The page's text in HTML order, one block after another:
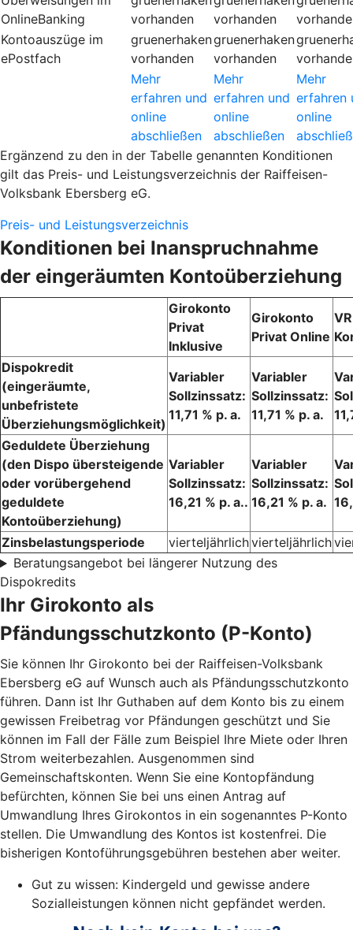
OnlineBanking
vorhanden
vorhanden
Kontoauszüge im
ePostfach
gruenerhaken
vorhanden
gruenerhaken
vorhanden
Mehr
erfahren und
online
abschließen
Mehr
erfahren und
online
abschließen
Mehr
erfahren
online
Ergänzend zu den in der Tabelle genannten Konditionen
gilt das Preis- und Leistungsverzeichnis der Raiffeisen-
Volksbank Ebersberg eG.
Preis- und Leistungsverzeichnis
Konditionen bei Inanspruchnahme
der eingeräumten Kontoüberziehung
Girokonto
Privat
Inklusive
Girokonto
Privat Online
Dispokredit
(eingeräumte,
unbefristete
Überziehungsmöglichkeit)
Variabler
Sollzinssatz:
11,71 % p. a.
Variabler
Sollzinssatz:
11,71 % p. a.
Geduldete Überziehung
(den Dispo übersteigende
oder vorübergehend
geduldete
Kontoüberziehung)
Variabler
Sollzinssatz:
16,21 % p. a..
Variabler
Sollzinssatz:
16,21 % p. a.
Zinsbelastungsperiode vierteljährlichvierteljährlich
Beratungsangebot bei längerer Nutzung des
Dispokredits
Ihr Girokonto als
Pfändungsschutzkonto (P-Konto)
Sie können Ihr Girokonto bei der Raiffeisen-Volksbank
Ebersberg eG auf Wunsch auch als Pfändungsschutzkonto
führen. Dann ist Ihr Guthaben auf dem Konto bis zu einem
gewissen Freibetrag vor Pfändungen geschützt und Sie
können im Fall der Fälle zum Beispiel Ihre Miete oder Ihren
Strom weiterbezahlen. Ausgenommen sind
Gemeinschaftskonten. Wenn Sie eine Kontopfändung
befürchten, können Sie bei uns einen Antrag auf
Umwandlung Ihres Girokontos in ein sogenanntes P-Konto
stellen. Die Umwandlung des Kontos ist kostenfrei. Die
bisherigen Kontoführungsgebühren bestehen aber weiter.
Gut zu wissen: Kindergeld und gewisse andere
Sozialleistungen können nicht gepfändet werden.